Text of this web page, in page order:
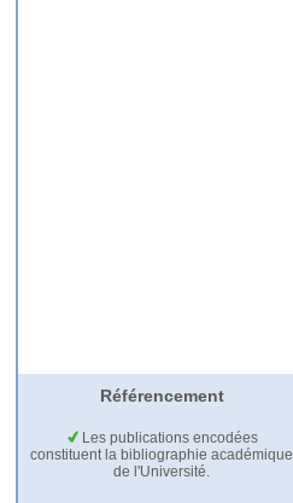
Référencement
Les publications encodées
constituent la bibliographie académique
de l'Université.